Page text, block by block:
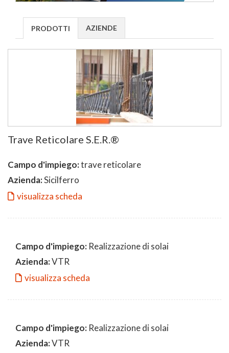
PRODOTTI AZIENDE
Trave Reticolare S.E.R.®
Campo d'impiego:trave reticolare
Azienda:Sicilferro
visualizza scheda
Campo d'impiego: Realizzazione di solai
Azienda:VTR
visualizza scheda
Campo d'impiego: Realizzazione di solai
Azienda:VTR